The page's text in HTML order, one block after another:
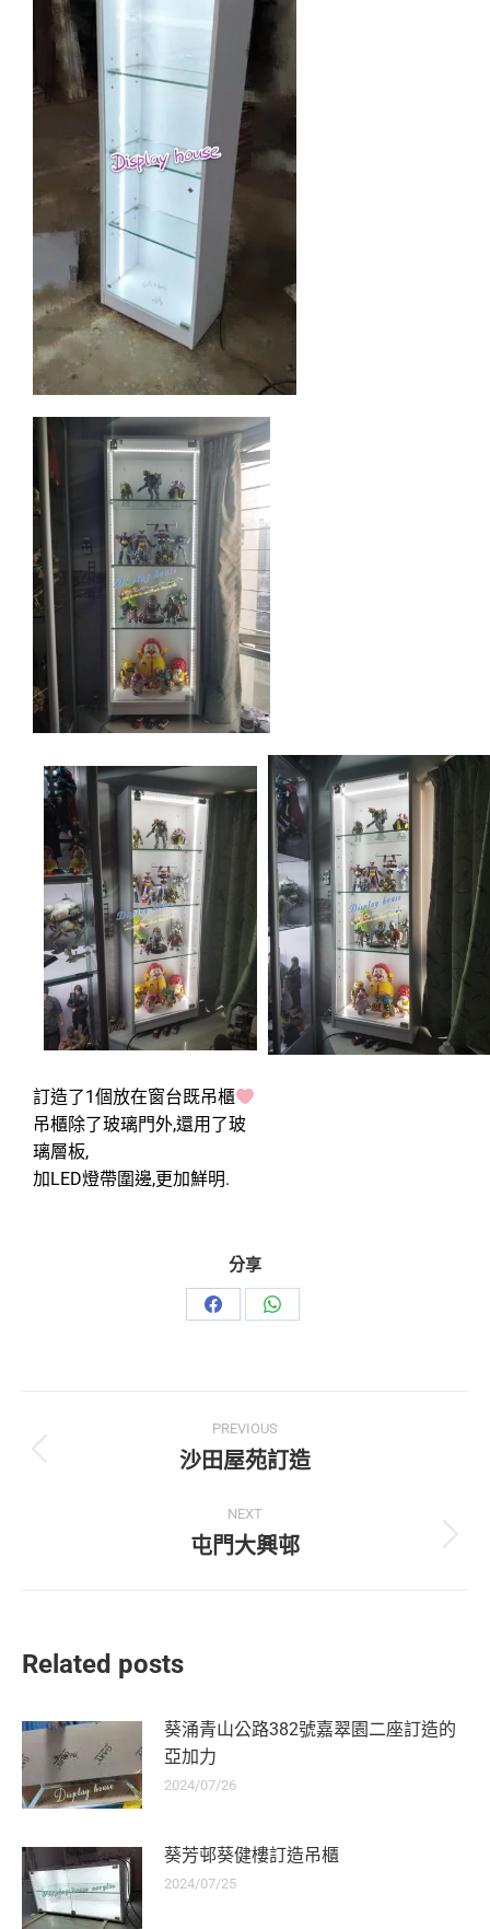
訂造了1個放在窗台既吊櫃
吊櫃除了玻璃門外,還用了玻
璃層板,
加LED燈帶圍邊,更加鮮明.
分享
PREVIOUS
沙田屋苑訂造
NEXT
屯門大興邨
Related posts
葵涌青山公路382號嘉翠園二座訂造的
亞加力
2024/07/26
葵芳邨葵健樓訂造吊櫃
2024/07/25